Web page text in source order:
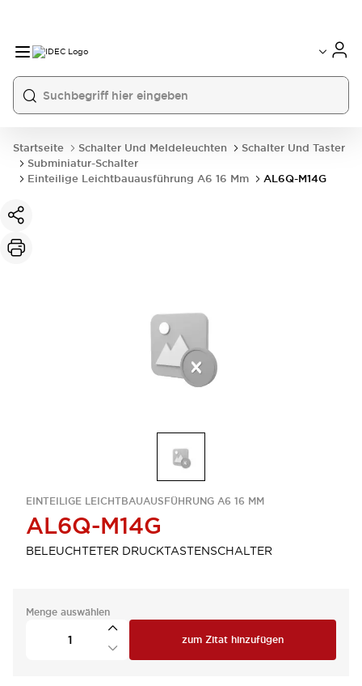
Startseite Schalter Und Meldeleuchten
Schalter Und Taster
Subminiatur-Schalter
Einteilige Leichtbauausführung A6 16 Mm
AL6Q-M14G
EINTEILIGE LEICHTBAUAUSFÜHRUNG A6 16 MM
AL6Q-M14G
BELEUCHTETER DRUCKTASTENSCHALTER
Menge auswählen
zum Zitat hinzufügen